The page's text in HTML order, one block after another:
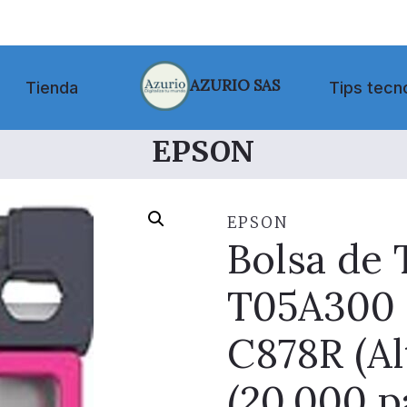
Tienda AZURIO SAS Tips
EPSON
EPSON
Bolsa de
C878R